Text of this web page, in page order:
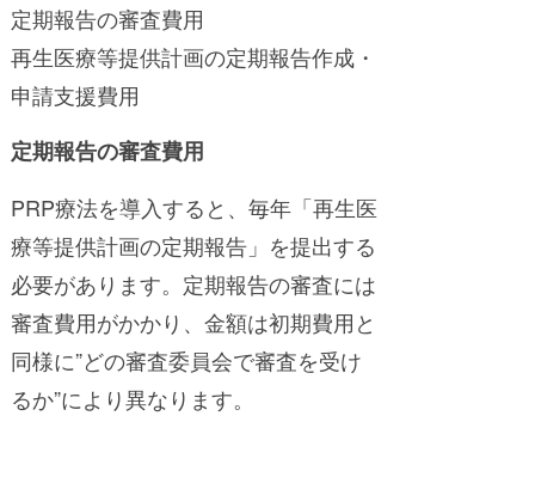
定期報告の審査費用
再生医療等提供計画の定期報告作成・
申請支援費用
定期報告の審査費用
PRP療法を導入すると、毎年「再生医
療等提供計画の定期報告」を提出する
必要があります。定期報告の審査には
審査費用がかかり、金額は初期費用と
同様に”どの審査委員会で審査を受け
るか”により異なります。